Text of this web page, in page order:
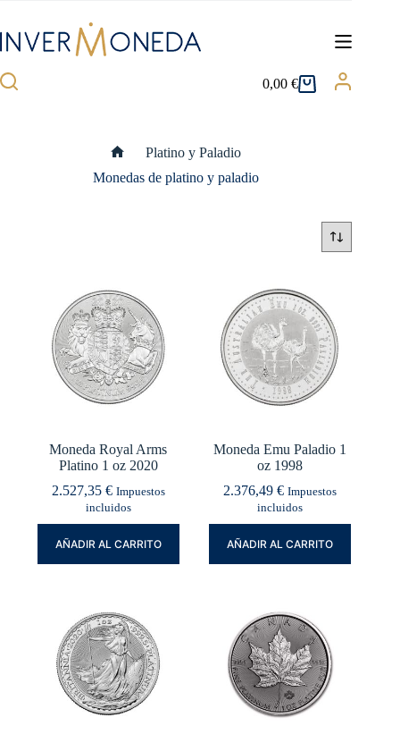
contenido
Carro
0,00€
Platino y Paladio
Monedas de platino y paladio
Moneda Royal Arms
Platino 1 oz 2020
2.527,35 € Impuestos
incluidos
AÑADIR AL CARRITO
Moneda Emu Paladio 1
oz 1998
2.376,49 € Impuestos
incluidos
AÑADIR AL CARRITO